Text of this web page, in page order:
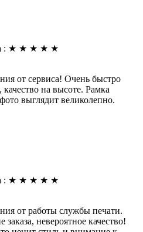
: ★ ★ ★ ★ ★
от сервиса! Очень быстро
на высоте. Рамка
выглядит великолепно.
: ★ ★ ★ ★ ★
от работы службы печати.
невероятное качество!